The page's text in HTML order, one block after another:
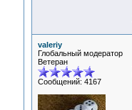
valeriy
Глобальный модератор
Ветеран
Сообщений: 4167